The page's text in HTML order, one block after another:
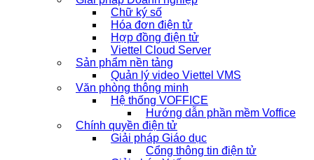
Chữ ký số
Hóa đơn điện tử
Hợp đồng điện tử
Viettel Cloud Server
Sản phẩm nền tảng
Quản lý video Viettel VMS
Văn phòng thông minh
Hệ thống VOFFICE
Hướng dẫn phần mềm Voffice
Chính quyền điện tử
Giải pháp Giáo dục
Cổng thông tin điện tử